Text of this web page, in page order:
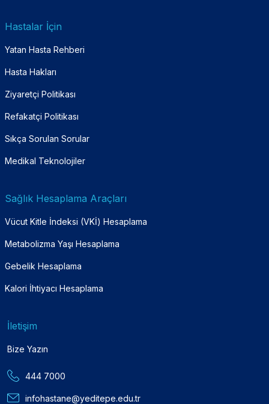
Hastalar İçin
Yatan Hasta Rehberi
Hasta Hakları
Ziyaretçi Politikası
Refakatçi Politikası
Sıkça Sorulan Sorular
Medikal Teknolojiler
Sağlık Hesaplama Araçları
Vücut Kitle İndeksi (VKİ) Hesaplama
Metabolizma Yaşı Hesaplama
Gebelik Hesaplama
Kalori İhtiyacı Hesaplama
İletişim
Bize Yazın
444 7000
infohastane@yeditepe.edu.tr